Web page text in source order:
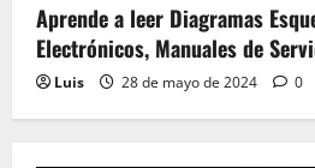
Aprende a leer Diagramas
Electrónicos, Manuales de
Luis 28 de mayo de 2024 0